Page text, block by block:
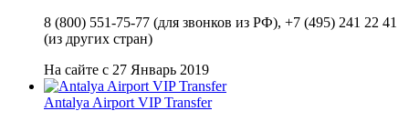
8 (800) 551-75-77 (для звонков из РФ), +7 (495) 241 22 41
(из других стран)
На сайте с 27 Январь 2019
Antalya Airport VIP Transfer